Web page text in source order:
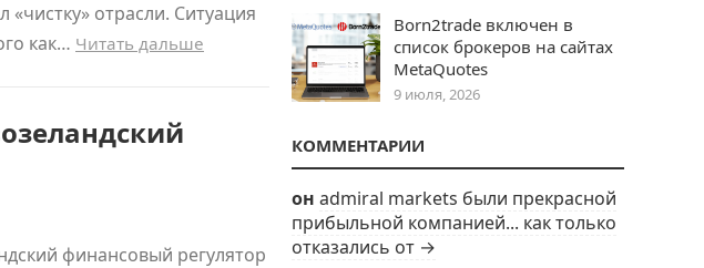
«чистку» отрасли. Ситуация
как… Читать дальше
финансовый регулятор
Born2trade включен в
список брокеров на сайтах
MetaQuotes
9 июля, 2026
КОММЕНТАРИИ
он admiral markets были прекрасной
прибыльной компанией... как только
отказались от →